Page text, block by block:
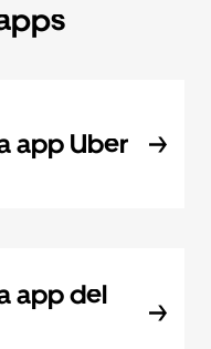
app Uber
app del